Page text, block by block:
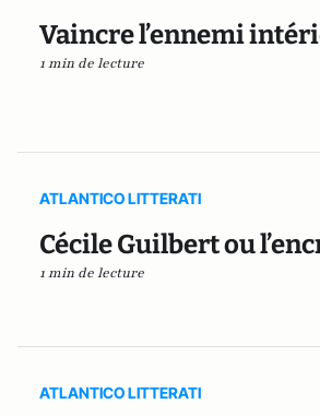
Vaincre l’ennemi
1 min de lecture
ATLANTICO LITTERATI
Cécile Guilbert ou
1 min de lecture
ATLANTICO LITTERATI